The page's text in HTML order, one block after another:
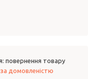
повернення товару
за домовленістю